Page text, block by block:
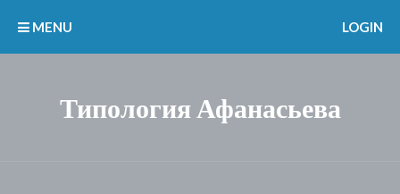
Типология Афанасьева
MENU LOGIN